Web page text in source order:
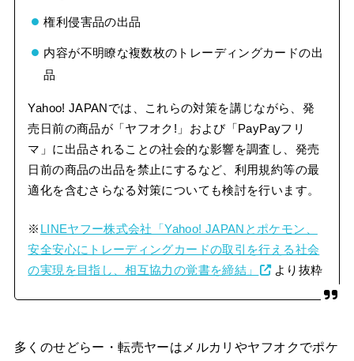
権利侵害品の出品
内容が不明瞭な複数枚のトレーディングカードの出
品
Yahoo! JAPANでは、これらの対策を講じながら、発
売日前の商品が「ヤフオク!」および「PayPayフリ
マ」に出品されることの社会的な影響を調査し、発売
日前の商品の出品を禁止にするなど、利用規約等の最
適化を含むさらなる対策についても検討を行います。
※ LINEヤフー株式会社「Yahoo! JAPANとポケモン、
安全安心にトレーディングカードの取引を行える社会
の実現を目指し、相互協力の覚書を締結」
より抜粋
多くのせどらー・転売ヤーはメルカリやヤフオクでポケ